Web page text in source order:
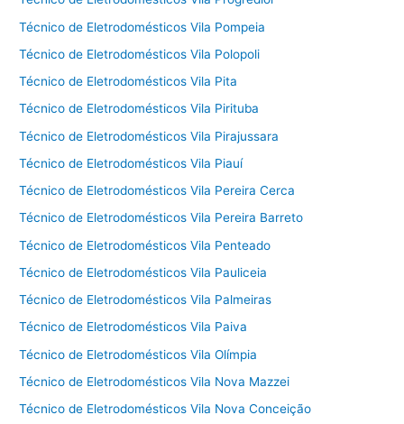
Técnico de Eletrodomésticos Vila Pompeia
Técnico de Eletrodomésticos Vila Polopoli
Técnico de Eletrodomésticos Vila Pita
Técnico de Eletrodomésticos Vila Pirituba
Técnico de Eletrodomésticos Vila Pirajussara
Técnico de Eletrodomésticos Vila Piauí
Técnico de Eletrodomésticos Vila Pereira Cerca
Técnico de Eletrodomésticos Vila Pereira Barreto
Técnico de Eletrodomésticos Vila Penteado
Técnico de Eletrodomésticos Vila Pauliceia
Técnico de Eletrodomésticos Vila Palmeiras
Técnico de Eletrodomésticos Vila Paiva
Técnico de Eletrodomésticos Vila Olímpia
Técnico de Eletrodomésticos Vila Nova Mazzei
Técnico de Eletrodomésticos Vila Nova Conceição